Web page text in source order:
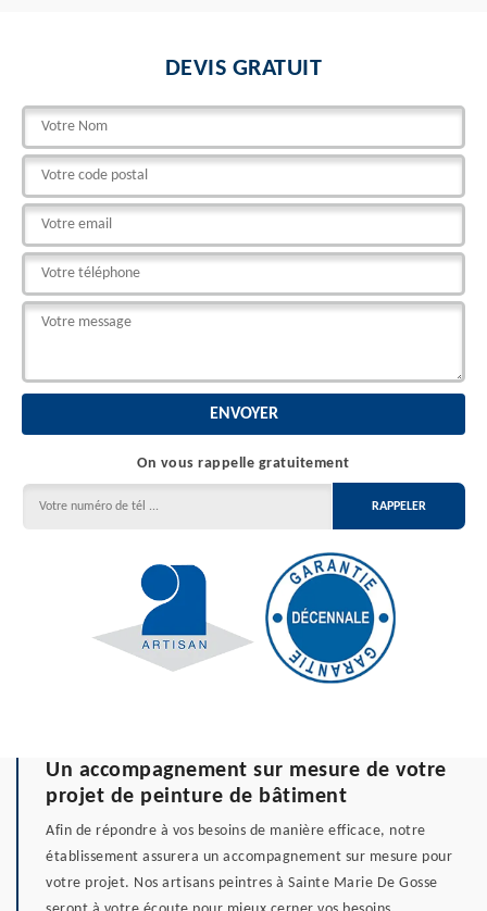
DEVIS GRATUIT
On vous rappelle gratuitement
Un accompagnement sur mesure de votre
projet de peinture de bâtiment
Afin de répondre à vos besoins de manière efficace, notre
établissement assurera un accompagnement sur mesure pour
votre projet. Nos artisans peintres à Sainte Marie De Gosse